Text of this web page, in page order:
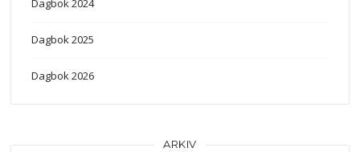
Dagbok 2024
Dagbok 2025
Dagbok 2026
ARKIV